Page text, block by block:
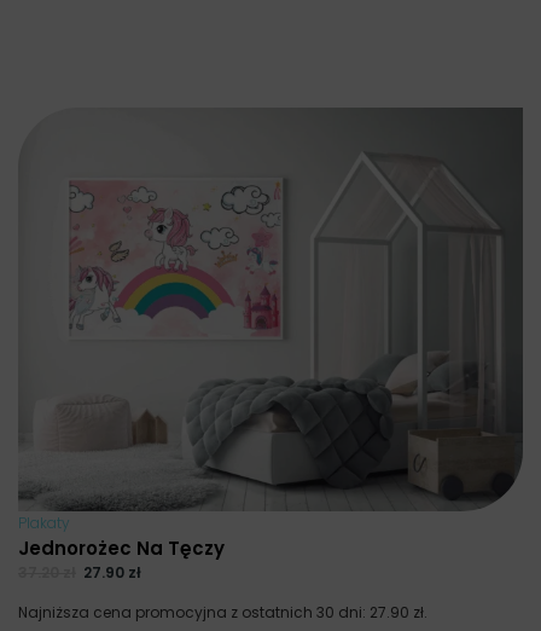
Plakaty
Jednorożec Na Tęczy
27.90 zł
Najniższa cena promocyjna z ostatnich 30 dni: 27.90 zł.